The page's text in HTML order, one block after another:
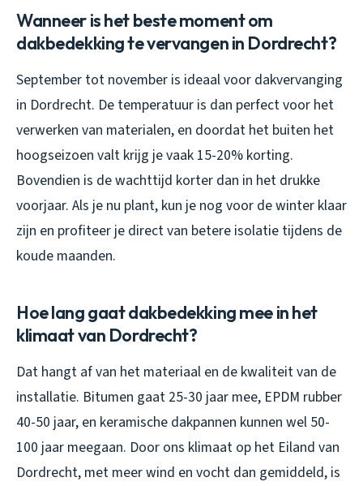
Wanneer is het beste moment om
dakbedekking te vervangen in Dordrecht?
September tot november is ideaal voor dakvervanging
in Dordrecht. De temperatuur is dan perfect voor het
verwerken van materialen, en doordat het buiten het
hoogseizoen valt krijg je vaak 15-20% korting.
Bovendien is de wachttijd korter dan in het drukke
voorjaar. Als je nu plant, kun je nog voor de winter klaar
zijn en profiteer je direct van betere isolatie tijdens de
koude maanden.
Hoe lang gaat dakbedekking mee in het
klimaat van Dordrecht?
Dat hangt af van het materiaal en de kwaliteit van de
installatie. Bitumen gaat 25-30 jaar mee, EPDM rubber
40-50 jaar, en keramische dakpannen kunnen wel 50-
100 jaar meegaan. Door ons klimaat op het Eiland van
Dordrecht, met meer wind en vocht dan gemiddeld, is